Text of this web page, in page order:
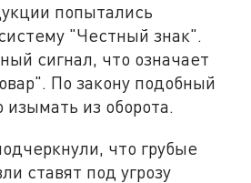
попытались
"Честный знак".
сигнал, что означает
По закону подобный
изымать из оборота.
что грубые
ставят под угрозу